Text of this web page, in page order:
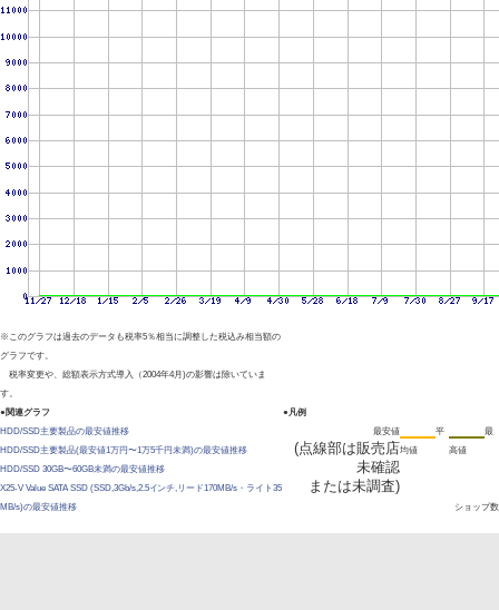
※このグラフは過去のデータも税率5％相当に調整した税込み相当額の
グラフです。
税率変更や、総額表示方式導入（2004年4月)の影響は除いていま
す。
●関連グラフ
HDD/SSD主要製品の最安値推移
HDD/SSD主要製品(最安値1万円〜1万5千円未満)の最安値推移
HDD/SSD 30GB〜60GB未満の最安値推移
X25-V Value SATA SSD (SSD,3Gb/s,2.5インチ,リード170MB/s・ライト35
MB/s)の最安値推移
●凡例
最安値
(点線部は販売店
未確認
または未調査)
平
均値
最
高値
ショップ数